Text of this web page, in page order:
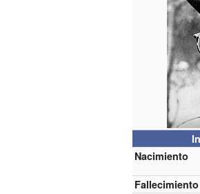
Nacimiento
Fallecimiento